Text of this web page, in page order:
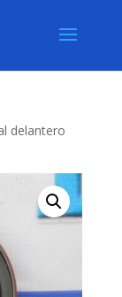
delantero